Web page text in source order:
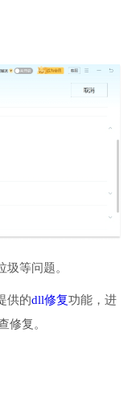
等问题。
供的dll修复功能，进
修复。